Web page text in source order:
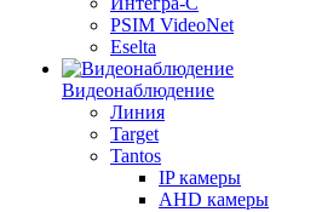
PSIM VideoNet
Eselta
Видеонаблюдение
Линия
Target
Tantos
IP камеры
AHD камеры